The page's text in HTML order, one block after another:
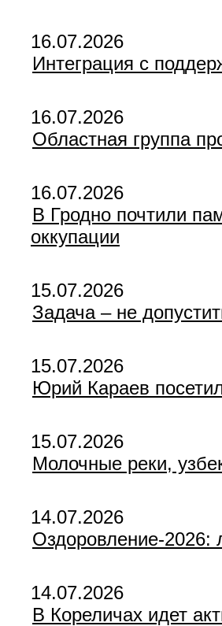
16.07.2026
Интеграция с
16.07.2026
Областная группа
16.07.2026
В Гродно почтили
оккупации
15.07.2026
Задача – не
15.07.2026
Юрий Караев
15.07.2026
Молочные реки,
14.07.2026
Оздоровление-2026:
14.07.2026
В Кореличах идет